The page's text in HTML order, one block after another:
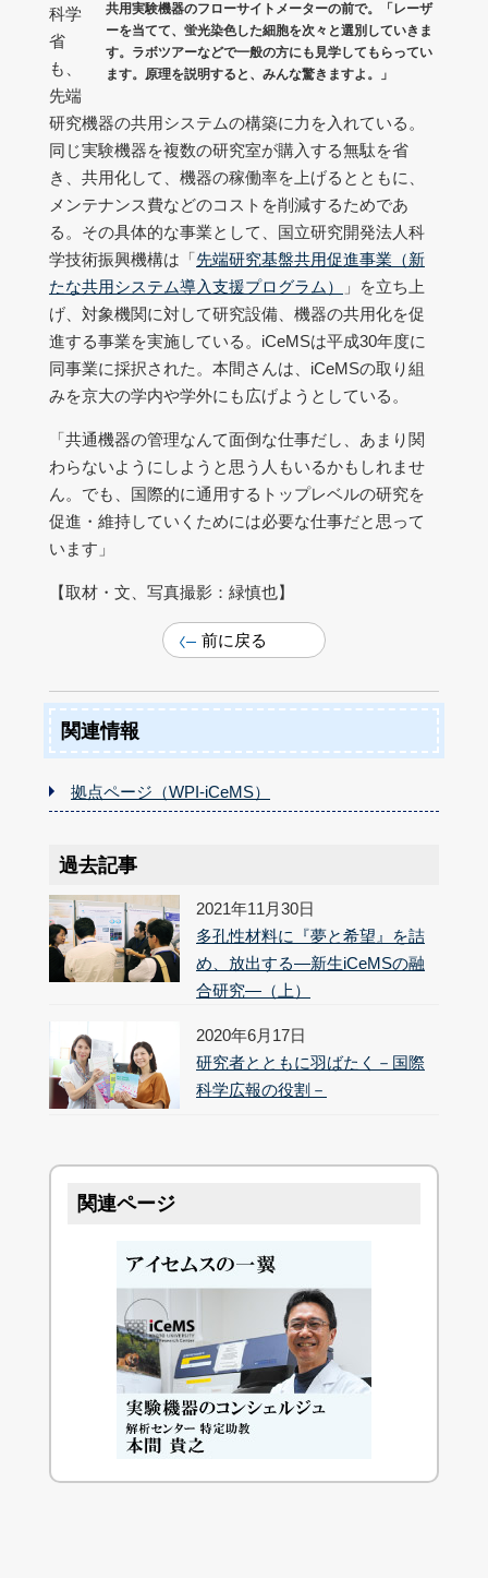
共用実験機器のフローサイトメーターの前で。「レーザ
ーを当てて、蛍光染色した細胞を次々と選別していきま
す。ラボツアーなどで一般の方にも見学してもらってい
ます。原理を説明すると、みんな驚きますよ。」
科学
省
も、
先端
研究機器の共用システムの構築に力を入れている。
同じ実験機器を複数の研究室が購入する無駄を省
き、共用化して、機器の稼働率を上げるとともに、
メンテナンス費などのコストを削減するためであ
る。その具体的な事業として、国立研究開発法人科
学技術振興機構は「先端研究基盤共用促進事業（新
たな共用システム導入支援プログラム）
」を立ち上
げ、対象機関に対して研究設備、機器の共用化を促
進する事業を実施している。iCeMSは平成30年度に
同事業に採択された。本間さんは、iCeMSの取り組
みを京大の学内や学外にも広げようとしている。
「共通機器の管理なんて面倒な仕事だし、あまり関
わらないようにしようと思う人もいるかもしれませ
ん。でも、国際的に通用するトップレベルの研究を
促進・維持していくためには必要な仕事だと思って
います」
【取材・文、写真撮影：緑慎也】
前に戻る
関連情報
拠点ページ（WPI-iCeMS）
過去記事
2021年11月30日
多孔性材料に『夢と希望』を詰
め、放出する―新生iCeMSの融
合研究―（上）
2020年6月17日
研究者とともに羽ばたく－国際
科学広報の役割－
関連ページ